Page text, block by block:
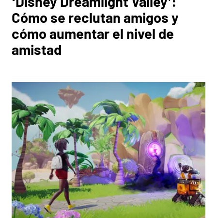
Cómo se reclutan amigos y
cómo aumentar el nivel de
amistad